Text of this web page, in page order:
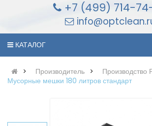
+7 (499) 714-
КАТАЛОГ
Производитель
Производство
Мусорные мешки 180 литров стандарт